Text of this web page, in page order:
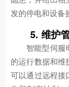
发的停电和设备
5. 维护
智能型伺服
的运行数据和维
可以通过远程接